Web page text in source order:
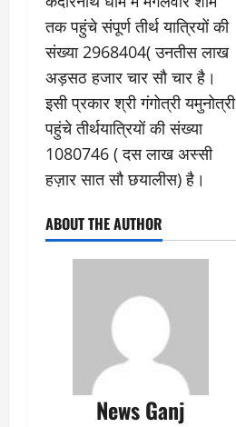
तक पहुंचे संपूर्ण तीर्थ यात्रियों की
संख्या 2968404( उनतीस लाख
अड़सठ हजार चार सौ चार है।
इसी प्रकार श्री गंगोत्री यमुनोत्री
पहुंचे तीर्थयात्रियों की संख्या
1080746 ( दस लाख अस्सी
हज़ार सात सौ छयालीस) है।
ABOUT THE AUTHOR
News Ganj